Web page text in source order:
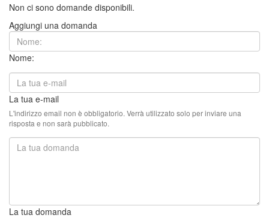
Non ci sono domande disponibili.
Aggiungi una domanda
Nome:
La tua e-mail
L'indirizzo email non è obbligatorio. Verrà utilizzato solo per inviare una
risposta e non sarà pubblicato.
La tua domanda